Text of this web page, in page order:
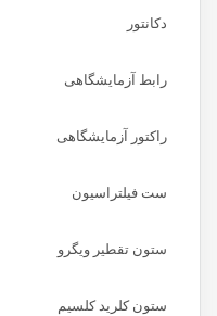
دکانتور
رابط آزمایشگاهی
راکتور آزمایشگاهی
ست فیلتراسیون
ستون تقطیر ویگرو
ستون کلرید کلسیم